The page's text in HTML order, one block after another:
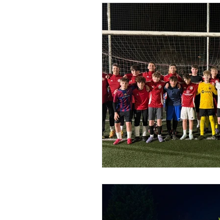
Alte Herren Jugend
E-Jugend F-Jugend